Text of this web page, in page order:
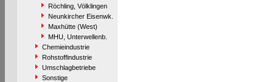
Röchling, Völklingen
Neunkircher Eisenwk.
Maxhütte (West)
MHU, Unterwellenb.
Chemieindustrie
Rohstoffindustrie
Umschlagbetriebe
Sonstige